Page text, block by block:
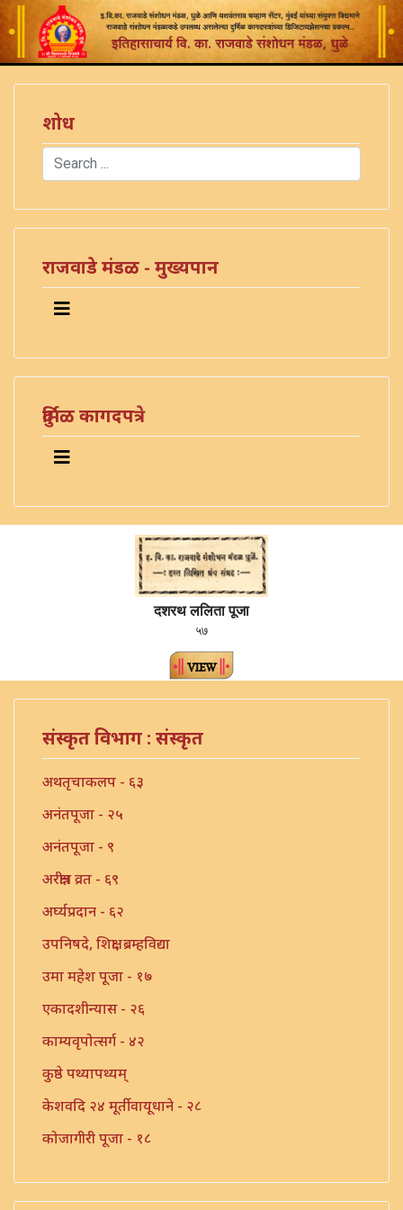
शोध
Search
राजवाडे मंडळ - मुख्यपान
दुर्मिळ कागदपत्रे
दशरथ ललिता पूजा
५७
संस्कृत विभाग : संस्कृत
अथतृचाकलप - ६३
अनंतपूजा - २५
अनंतपूजा - ९
अरक्षीत्र व्रत - ६९
अर्घ्यप्रदान - ६२
उपनिषदे, शिक्षा, ब्रम्हविद्या
उमा महेश पूजा - १७
एकादशीन्यास - २६
काम्यवृपोत्सर्ग - ४२
कुष्ठे पथ्यापथ्यम्
केशवदि २४ मूर्तीवायूधाने - २८
कोजागीरी पूजा - १८
गणपति पार्थिव पूजा - ५६